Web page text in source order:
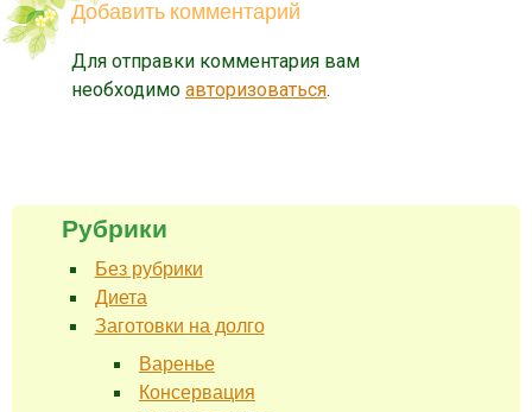
Добавить комментарий
Для отправки комментария вам
необходимо авторизоваться.
Рубрики
Без рубрики
Диета
Заготовки на долго
Варенье
Консервация